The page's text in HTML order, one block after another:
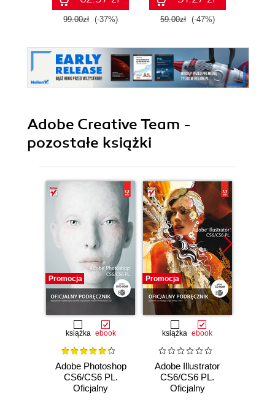
99.00zł (-37%) 59.00zł (-47%)
Adobe Creative Team -
pozostałe książki
Promocja
książka ebook
Adobe Photoshop
CS6/CS6 PL.
Oficjalny
Promocja
książka ebook
Adobe Illustrator
CS6/CS6 PL.
Oficjalny